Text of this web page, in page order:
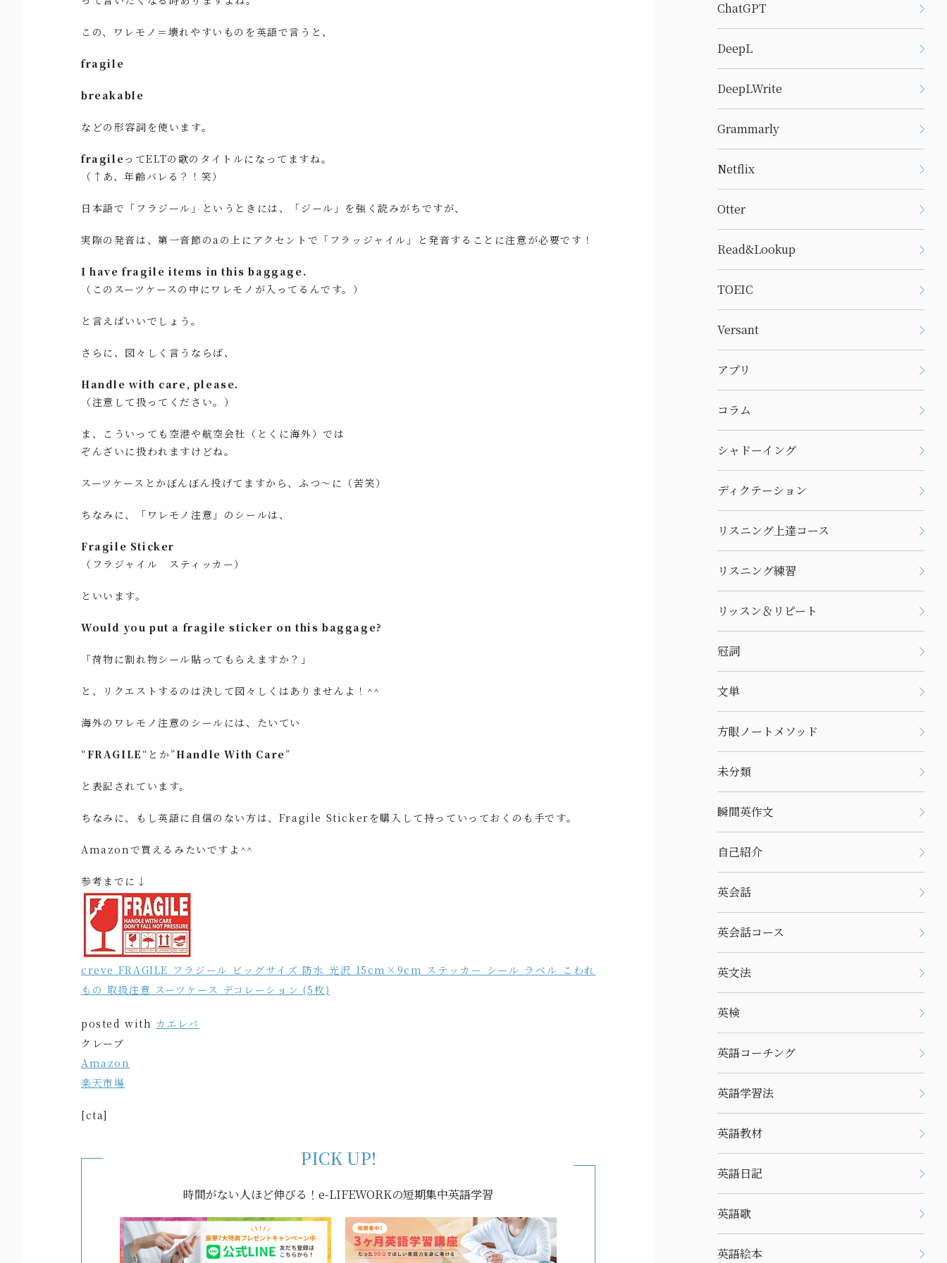
この、ワレモノ＝壊れやすいものを英語で言うと、
fragile
breakable
などの形容詞を使います。
fragileってELTの歌のタイトルになってますね。
（↑あ、年齢バレる？！笑）
日本語で「フラジール」というときには、「ジール」を強く読みがちですが、
実際の発音は、第一音節のaの上にアクセントで「フラッジャイル」と発音することに注意が必要です！
I have fragile items in this baggage.
（このスーツケースの中にワレモノが入ってるんです。）
と言えばいいでしょう。
さらに、図々しく言うならば、
Handle with care, please.
（注意して扱ってください。）
ま、こういっても空港や航空会社（とくに海外）では
ぞんざいに扱われますけどね。
スーツケースとかぼんぼん投げてますから、ふつ～に（苦笑）
ちなみに、「ワレモノ注意」のシールは、
Fragile Sticker
（フラジャイル スティッカー）
といいます。
Would you put a fragile sticker on this baggage?
「荷物に割れ物シール貼ってもらえますか？」
と、リクエストするのは決して図々しくはありませんよ！^^
海外のワレモノ注意のシールには、たいてい
“FRAGILE “とか”Handle With Care”
と表記されています。
ちなみに、もし英語に自信のない方は、Fragile Stickerを購入して持っていっておくのも手です。
Amazonで買えるみたいですよ^^
参考までに↓
creve FRAGILE フラジール ビッグサイズ 防水 光沢 15cm×9cm ステッカー シール ラベル こわれ
もの 取扱注意 スーツケース デコレーション (5枚)
posted with カエレバ
クレーブ
Amazon
楽天市場
[cta]
PICK UP!
時間がない人ほど伸びる！e-LIFEWORKの短期集中英語学習
ChatGPT
DeepL
DeepLWrite
Grammarly
Netflix
Otter
Read&Lookup
TOEIC
Versant
アプリ
コラム
シャドーイング
ディクテーション
リスニング上達コース
リスニング練習
リッスン＆リピート
冠詞
文単
方眼ノートメソッド
未分類
瞬間英作文
自己紹介
英会話
英会話コース
英文法
英検
英語コーチング
英語学習法
英語教材
英語日記
英語歌
英語絵本